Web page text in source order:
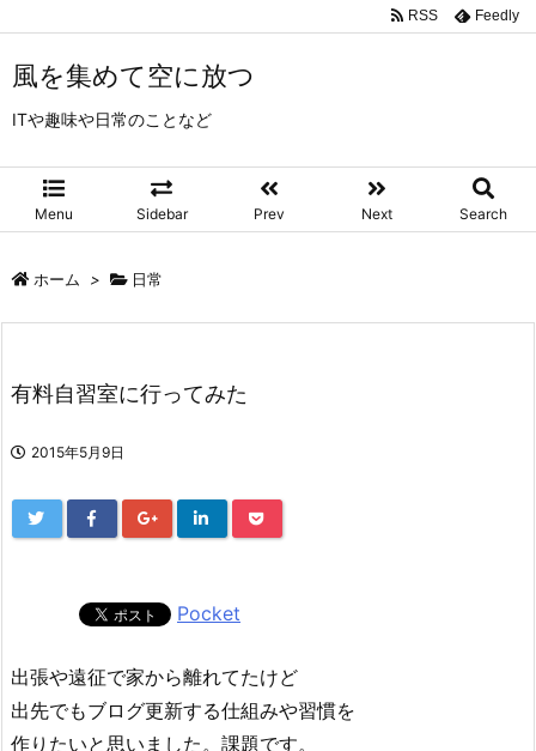
風を集めて空に放つ
ITや趣味や日常のことなど
Menu Sidebar Prev Next Search
RSS Feedly
ホーム > 日常
有料自習室に行ってみた
2015年5月9日
Pocket
出張や遠征で家から離れてたけど
出先でもブログ更新する仕組みや習慣を
作りたいと思いました。課題です。